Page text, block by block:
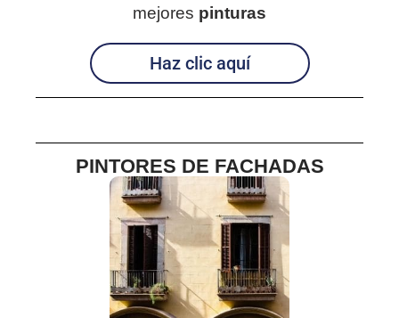
mejores pinturas
Haz clic aquí
PINTORES DE FACHADAS